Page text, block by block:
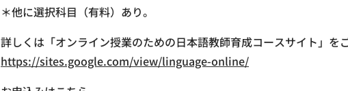
＊他に選択科目（有料）あり。
詳しくは「オンライン授業のための日本語教師育成コースサイト」を
https://sites.google.com/view/linguage-online/